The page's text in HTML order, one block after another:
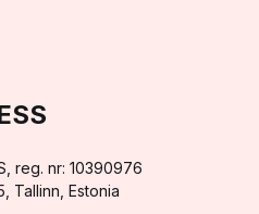
reg. nr: 10390976
Tallinn, Estonia